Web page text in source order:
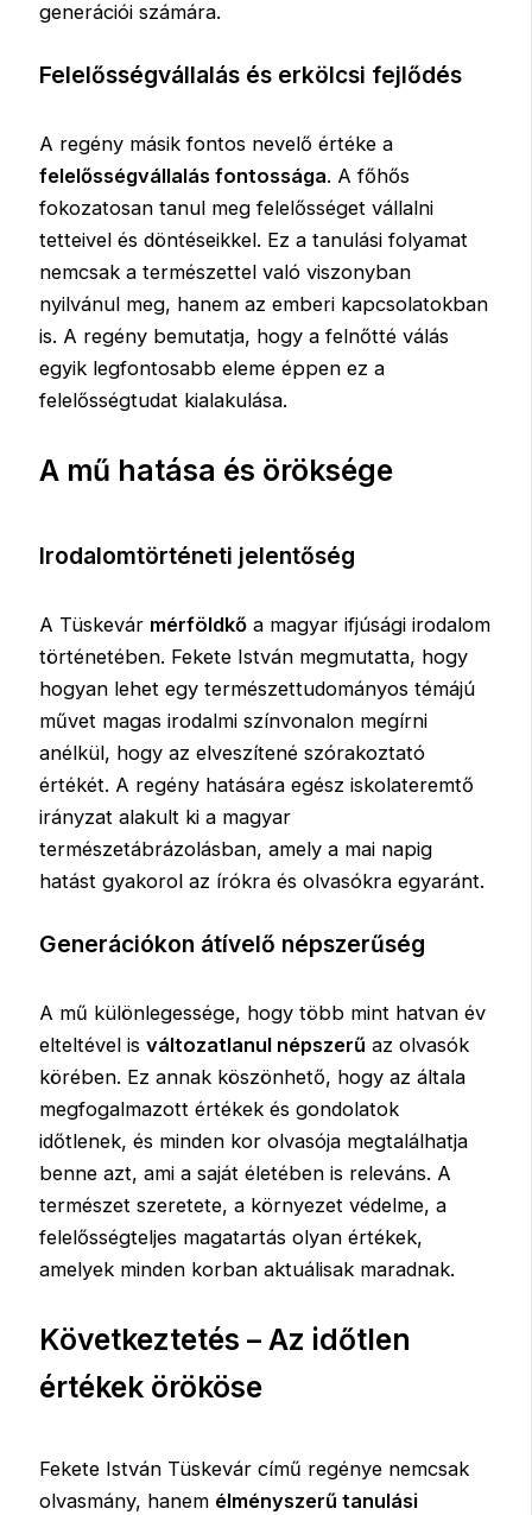
generációi számára.
Felelősségvállalás és erkölcsi fejlődés
A regény másik fontos nevelő értéke a
felelősségvállalás fontossága. A főhős
fokozatosan tanul meg felelősséget vállalni
tetteivel és döntéseikkel. Ez a tanulási folyamat
nemcsak a természettel való viszonyban
nyilvánul meg, hanem az emberi kapcsolatokban
is. A regény bemutatja, hogy a felnőtté válás
egyik legfontosabb eleme éppen ez a
felelősségtudat kialakulása.
A mű hatása és öröksége
Irodalomtörténeti jelentőség
A Tüskevár mérföldkő a magyar ifjúsági irodalom
történetében. Fekete István megmutatta, hogy
hogyan lehet egy természettudományos témájú
művet magas irodalmi színvonalon megírni
anélkül, hogy az elveszítené szórakoztató
értékét. A regény hatására egész iskolateremtő
irányzat alakult ki a magyar
természetábrázolásban, amely a mai napig
hatást gyakorol az írókra és olvasókra egyaránt.
Generációkon átívelő népszerűség
A mű különlegessége, hogy több mint hatvan év
elteltével isváltozatlanul népszerű az olvasók
körében. Ez annak köszönhető, hogy az általa
megfogalmazott értékek és gondolatok
időtlenek, és minden kor olvasója megtalálhatja
benne azt, ami a saját életében is releváns. A
természet szeretete, a környezet védelme, a
felelősségteljes magatartás olyan értékek,
amelyek minden korban aktuálisak maradnak.
Következtetés – Az időtlen
értékek örököse
Fekete István Tüskevár című regénye nemcsak
olvasmány, hanem élményszerű tanulási